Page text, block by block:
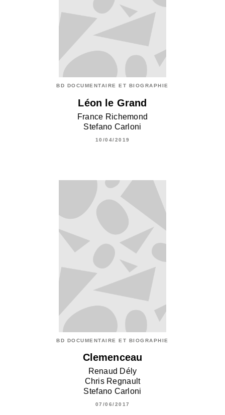
BD DOCUMENTAIRE ET BIOGRAPHIE
Léon le Grand
France Richemond
Stefano Carloni
10/04/2019
BD DOCUMENTAIRE ET BIOGRAPHIE
Clemenceau
Renaud Dély
Chris Regnault
Stefano Carloni
07/06/2017